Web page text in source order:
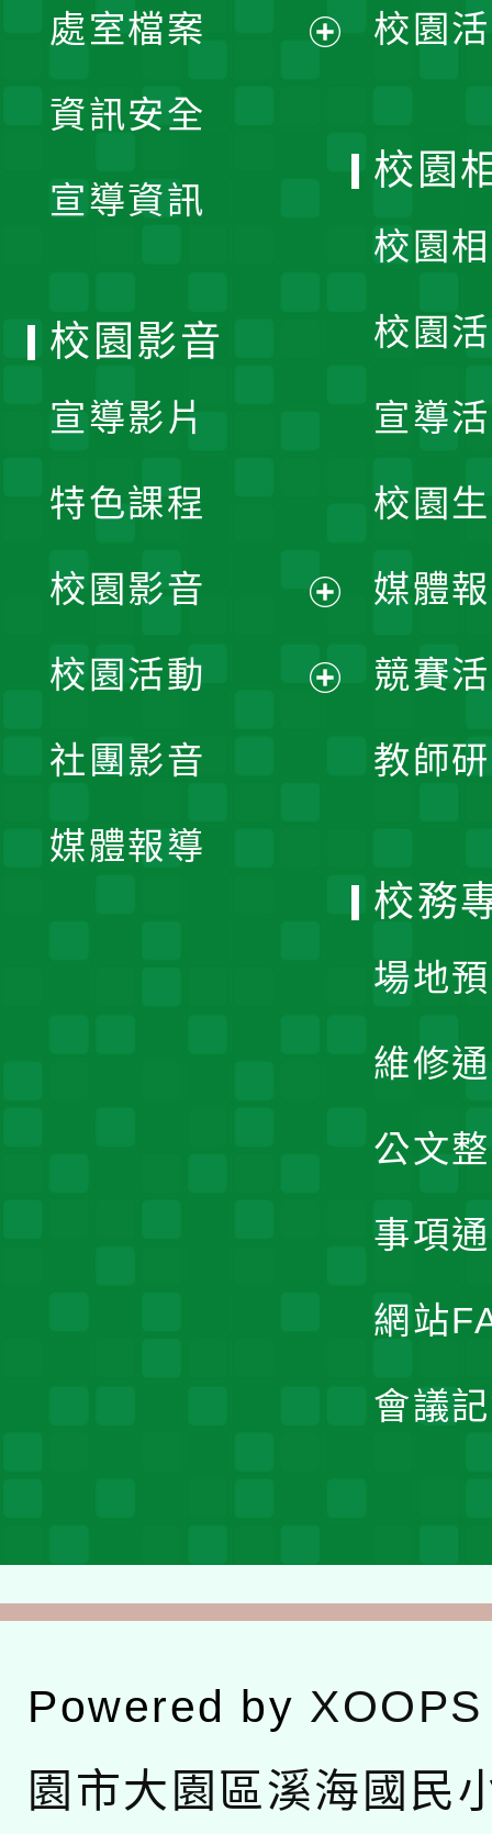
單
處室檔案
資訊安全
宣導資訊
校園
校園
校園
校園
宣導
校園
媒體
競賽
教師
校園影音
宣導影片
特色課程
校園影音
開
校園活動
社團影音
媒體報導
校務
場地
維修
公文
事項
網站
會議
Powered by XOOPS
園市大園區溪海國民